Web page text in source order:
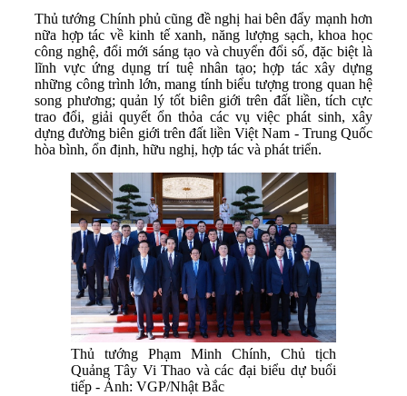
Thủ tướng Chính phủ cũng đề nghị hai bên đẩy mạnh hơn
nữa hợp tác về kinh tế xanh, năng lượng sạch, khoa học
công nghệ, đổi mới sáng tạo và chuyển đổi số, đặc biệt là
lĩnh vực ứng dụng trí tuệ nhân tạo; hợp tác xây dựng
những công trình lớn, mang tính biểu tượng trong quan hệ
song phương; quản lý tốt biên giới trên đất liền, tích cực
trao đổi, giải quyết ổn thỏa các vụ việc phát sinh, xây
dựng đường biên giới trên đất liền Việt Nam - Trung Quốc
hòa bình, ổn định, hữu nghị, hợp tác và phát triển.
Thủ tướng Phạm Minh Chính, Chủ tịch
Quảng Tây Vi Thao và các đại biểu dự buổi
tiếp - Ảnh: VGP/Nhật Bắc